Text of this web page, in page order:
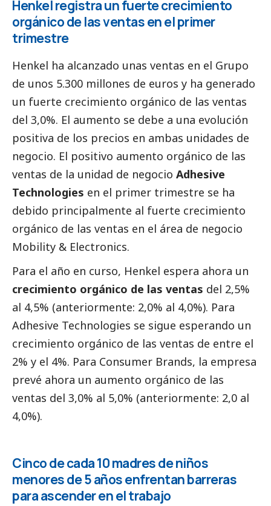
Henkel registra un fuerte crecimiento
orgánico de las ventas en el primer
trimestre
Henkel ha alcanzado unas ventas en el Grupo
de unos 5.300 millones de euros y ha generado
un fuerte crecimiento orgánico de las ventas
del 3,0%. El aumento se debe a una evolución
positiva de los precios en ambas unidades de
negocio. El positivo aumento orgánico de las
ventas de la unidad de negocio Adhesive
Technologies en el primer trimestre se ha
debido principalmente al fuerte crecimiento
orgánico de las ventas en el área de negocio
Mobility & Electronics.
Para el año en curso, Henkel espera ahora un
crecimiento orgánico de las ventas del 2,5%
al 4,5% (anteriormente: 2,0% al 4,0%). Para
Adhesive Technologies se sigue esperando un
crecimiento orgánico de las ventas de entre el
2% y el 4%. Para Consumer Brands, la empresa
prevé ahora un aumento orgánico de las
ventas del 3,0% al 5,0% (anteriormente: 2,0 al
4,0%).
Cinco de cada 10 madres de niños
menores de 5 años enfrentan barreras
para ascender en el trabajo